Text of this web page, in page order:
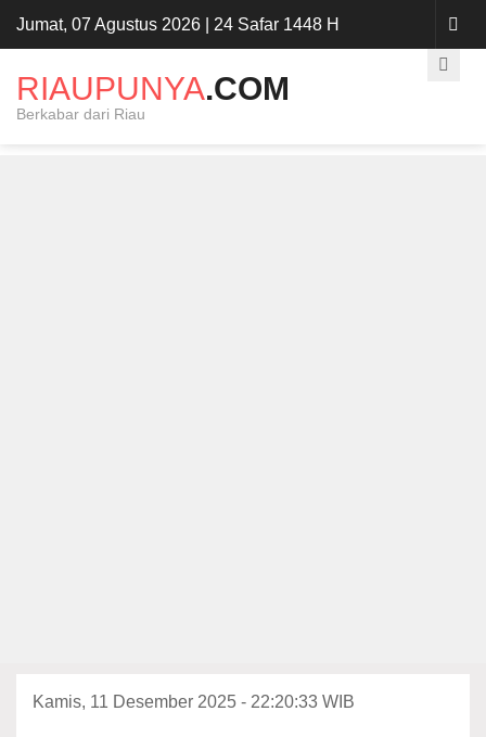
Jumat, 07 Agustus 2026 | 24 Safar 1448 H
RIAUPUNYA.COM
Berkabar dari Riau
Kamis, 11 Desember 2025 - 22:20:33 WIB